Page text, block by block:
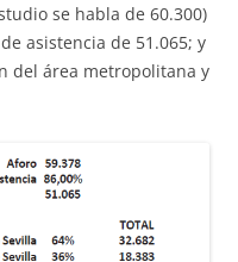
se habla de 60.300)
asistencia de 51.065; y
del área metropolitana y